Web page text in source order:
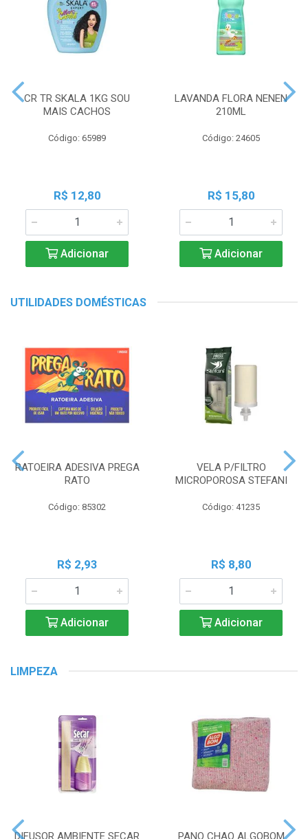
CR TR SKALA 1KG SOU
MAIS CACHOS
Código: 65989
R$ 12,80
Adicionar
LAVANDA FLORA NENEN
210ML
Código: 24605
R$ 15,80
Adicionar
UTILIDADES DOMÉSTICAS
RATOEIRA ADESIVA PREGA
RATO
Código: 85302
R$ 2,93
Adicionar
VELA P/FILTRO
MICROPOROSA STEFANI
Código: 41235
R$ 8,80
Adicionar
LIMPEZA
DIFUSOR AMBIENTE SECAR PANO CHAO ALGOBOM